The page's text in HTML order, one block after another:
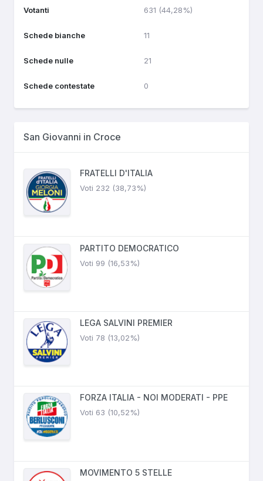
Votanti 631 (44,28%)
Schede bianche 11
Schede nulle 21
Schede contestate 0
San Giovanni in Croce
FRATELLI D'ITALIA
Voti 232 (38,73%)
PARTITO DEMOCRATICO
Voti 99 (16,53%)
LEGA SALVINI PREMIER
Voti 78 (13,02%)
FORZA ITALIA - NOI MODERATI - PPE
Voti 63 (10,52%)
MOVIMENTO 5 STELLE